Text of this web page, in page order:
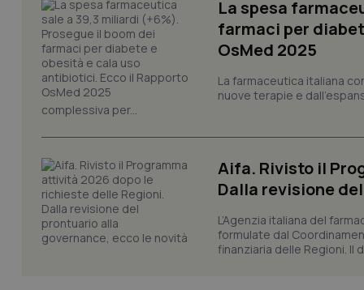
La spesa
farmaci per
OsMed 2025
La farmaceutica italiana
nuove terapie e
complessiva per...
Aifa. Rivisto il
Dalla revisione
L’Agenzia italiana del
formulate dal
finanziaria delle Regioni. Il
_ga_KM60CM4NPH